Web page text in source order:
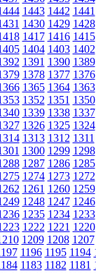
1443 1442 1441
1430 1429 1428
1417 1416 1415
1404 1403 1402
1391 1390 1389
1378 1377 1376
1365 1364 1363
1352 1351 1350
1339 1338 1337
1326 1325 1324
1313 1312 1311
1300 1299 1298
1287 1286 1285
1274 1273 1272
1261 1260 1259
1248 1247 1246
1235 1234 1233
1222 1221 1220
1209 1208 1207
1196 1195 1194
1183 1182 1181